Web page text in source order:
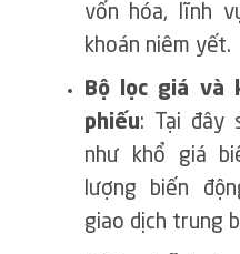
vốn hóa, lĩnh
khoán niêm yết.
Bộ lọc giá và
phiếu: Tại đây
như khổ giá
lượng biến
giao dịch trung